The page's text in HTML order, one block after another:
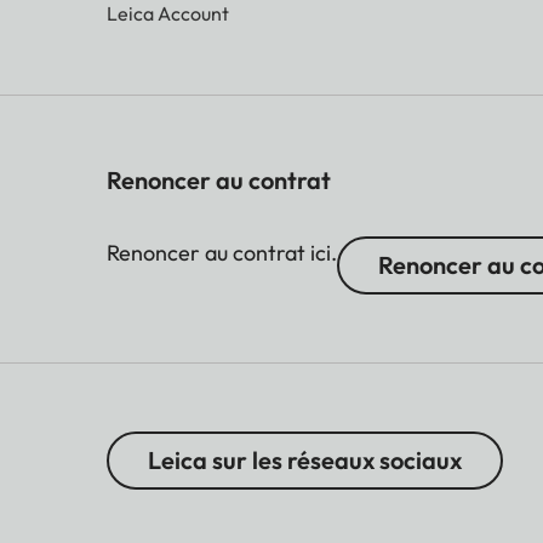
Leica Account
Renoncer au contrat
Renoncer au contrat ici. Renoncer au
Leica sur les réseaux sociaux